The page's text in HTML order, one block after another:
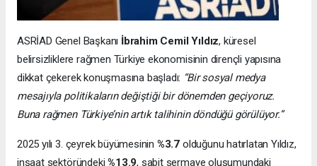
ASRİAD Genel Başkanı İbrahim Cemil Yıldız, küresel
belirsizliklere rağmen Türkiye ekonomisinin dirençli yapısına
dikkat çekerek konuşmasına başladı: “Bir sosyal medya
mesajıyla politikaların değiştiği bir dönemden geçiyoruz.
Buna rağmen Türkiye’nin artık talihinin döndüğü görülüyor.”
2025 yılı 3. çeyrek büyümesinin %3.7 olduğunu hatırlatan Yıldız,
inşaat sektöründeki%13.9, sabit sermaye oluşumundaki